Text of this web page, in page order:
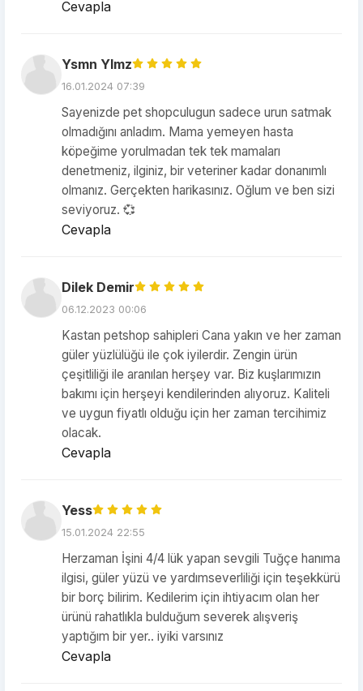
Cevapla
Ysmn Ylmz
16.01.2024 07:39
Sayenizde pet shopculugun sadece urun satmak
olmadığını anladım. Mama yemeyen hasta
köpeğime yorulmadan tek tek mamaları
denetmeniz, ilginiz, bir veteriner kadar donanımlı
olmanız. Gerçekten harikasınız. Oğlum ve ben sizi
seviyoruz. 💞
Cevapla
Dilek Demir
06.12.2023 00:06
Kastan petshop sahipleri Cana yakın ve her zaman
güler yüzlülüğü ile çok iyilerdir. Zengin ürün
çeşitliliği ile aranılan herşey var. Biz kuşlarımızın
bakımı için herşeyi kendilerinden alıyoruz. Kaliteli
ve uygun fiyatlı olduğu için her zaman tercihimiz
olacak.
Cevapla
Yess
15.01.2024 22:55
Herzaman İşini 4/4 lük yapan sevgili Tuğçe hanıma
ilgisi, güler yüzü ve yardımseverliliği için teşekkürü
bir borç bilirim. Kedilerim için ihtiyacım olan her
ürünü rahatlıkla bulduğum severek alışveriş
yaptığım bir yer.. iyiki varsınız
Cevapla